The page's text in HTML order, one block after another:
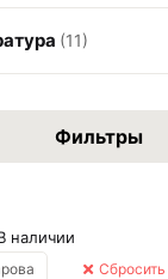
(11)
Фильтры
наличии